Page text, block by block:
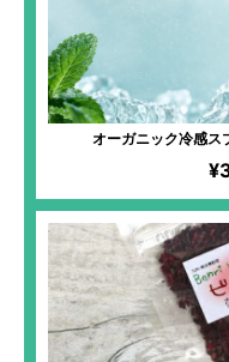
オーガニック冷感ス